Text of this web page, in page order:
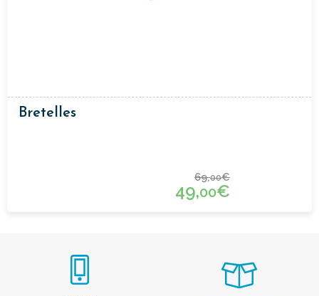
Bretelles
69,00€
49,00€